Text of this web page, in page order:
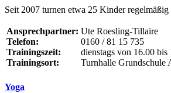
Seit 2007 turnen etwa 25 Kinder
Ansprechpartner:
Telefon:
Trainingszeit:
Trainingsort:
Ute Roesling-Tillaire
0160 / 81 15 735
dienstags von 16.00
Turnhalle Grundschule
Yoga